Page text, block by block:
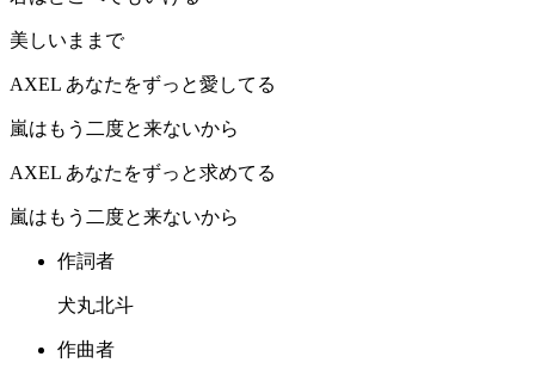
美しいままで
AXEL あなたをずっと愛してる
嵐はもう二度と来ないから
AXEL あなたをずっと求めてる
嵐はもう二度と来ないから
作詞者
犬丸北斗
作曲者